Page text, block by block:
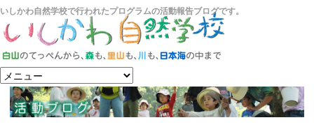
いしかわ自然学校で行われたプログラムの活動報告ブログです。